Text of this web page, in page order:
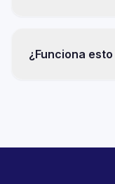
respuestas a
¿Funciona